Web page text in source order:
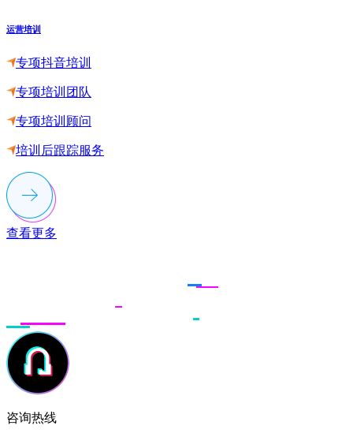
运营培训
专项抖音培训
专项培训团队
专项培训顾问
培训后跟踪服务
查看更多
咨询热线